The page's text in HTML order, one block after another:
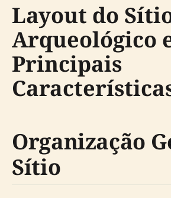
Layout do
Arqueológico
Principais
Organização
Sítio